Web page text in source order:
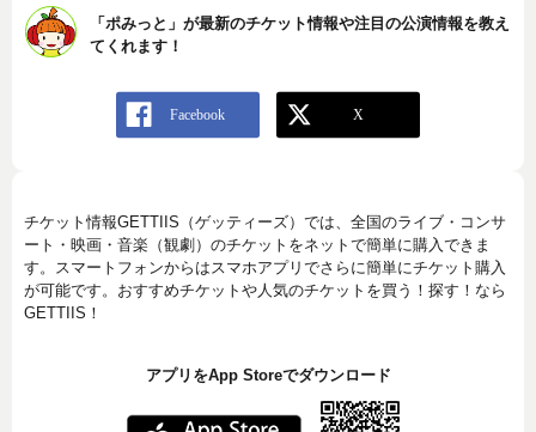
「ポみっと」が最新のチケット情報や注目の公演情報を教え
てくれます！
チケット情報GETTIIS（ゲッティーズ）では、全国のライブ・コンサ
ート・映画・音楽（観劇）のチケットをネットで簡単に購入できま
す。スマートフォンからはスマホアプリでさらに簡単にチケット購入
が可能です。おすすめチケットや人気のチケットを買う！探す！なら
GETTIIS！
アプリをApp Storeでダウンロード